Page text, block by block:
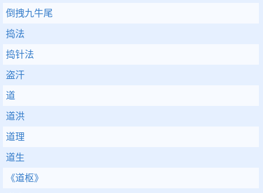
倒拽九牛尾
捣法
捣针法
盗汗
道
道洪
道理
道生
《道枢》